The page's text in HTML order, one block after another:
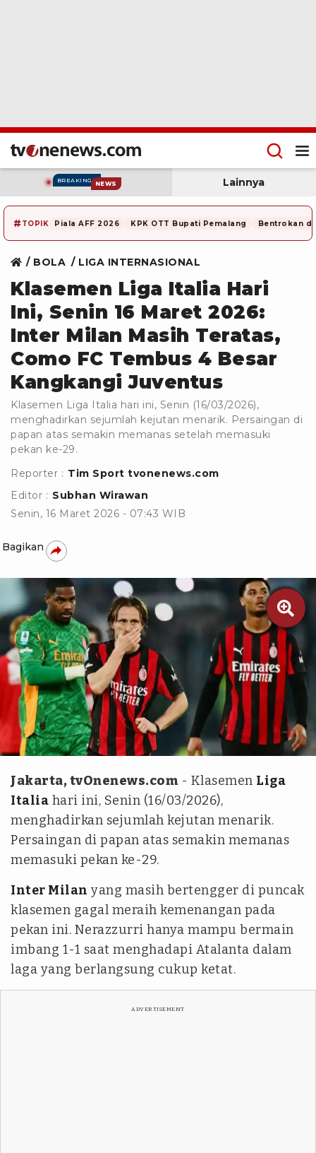
BREAKING NEWS Lainnya
# TOPIK Piala AFF 2026 KPK OTT Bupati Pemalang Bentrokan di
BOLA LIGA INTERNASIONAL
Klasemen Liga Italia Hari
Ini, Senin 16 Maret 2026:
Inter Milan Masih Teratas,
Como FC Tembus 4 Besar
Kangkangi Juventus
Klasemen Liga Italia hari ini, Senin (16/03/2026),
menghadirkan sejumlah kejutan menarik. Persaingan di
papan atas semakin memanas setelah memasuki
pekan ke-29.
Reporter : Tim Sport tvonenews.com
Editor : Subhan Wirawan
Senin, 16 Maret 2026 - 07:43 WIB
Bagikan

REUTERS/Daniele Mascolo
Jakarta, tvOnenews.com - Klasemen Liga
Italia hari ini, Senin (16/03/2026),
menghadirkan sejumlah kejutan menarik.
Persaingan di papan atas semakin memanas
memasuki pekan ke-29.
Inter Milan yang masih bertengger di puncak
klasemen gagal meraih kemenangan pada
pekan ini. Nerazzurri hanya mampu bermain
imbang 1-1 saat menghadapi Atalanta dalam
laga yang berlangsung cukup ketat.
ADVERTISEMENT